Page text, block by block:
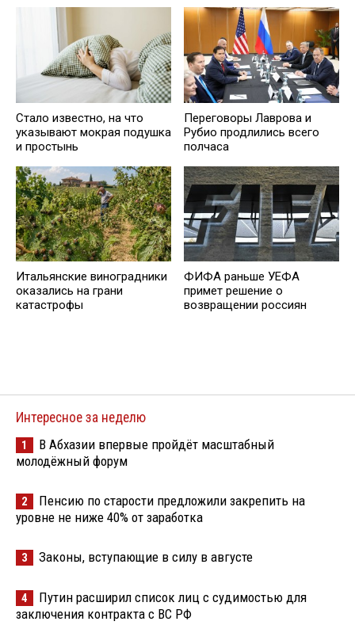
Стало известно, на что
указывают мокрая подушка
и простынь
Переговоры Лаврова и
Рубио продлились всего
полчаса
Итальянские виноградники
оказались на грани
катастрофы
ФИФА раньше УЕФА
примет решение о
возвращении россиян
Интересное за неделю
1
В Абхазии впервые пройдёт масштабный
молодёжный форум
2
Пенсию по старости предложили закрепить на
уровне не ниже 40% от заработка
3 Законы, вступающие в силу в августе
4
Путин расширил список лиц с судимостью для
заключения контракта с ВС РФ